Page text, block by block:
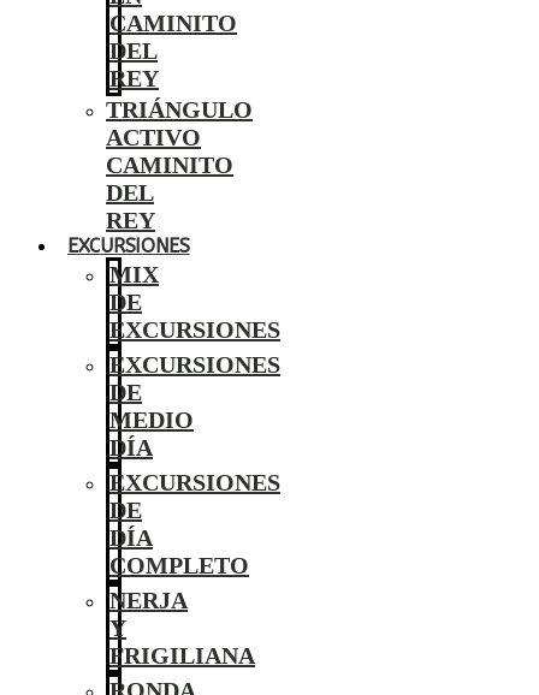
CAMINITO
DEL
REY
TRIÁNGULO
ACTIVO
CAMINITO
DEL
REY
EXCURSIONES
MIX
DE
EXCURSIONES
EXCURSIONES
DE
MEDIO
DÍA
EXCURSIONES
DE
DÍA
COMPLETO
NERJA
Y
FRIGILIANA